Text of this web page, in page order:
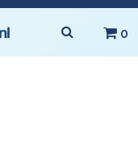
0